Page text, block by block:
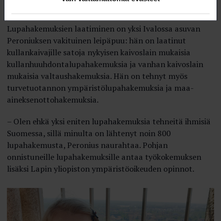
Lupahakemuksien laatiminen on yksi Ivalossa asuvan
Peroniuksen vakituinen leipäpuu: hän on laatinut
kullankaivajille satoja nykyisen kaivoslain mukaisia
kullanhuuhdontalupahakemuksia ja vanhan kaivoslain
mukaisia valtaushakemuksia. Hän on tehnyt myös
turvetuotannon ympäristölupahakemuksia ja maa-
aineksenottohakemuksia.
– Olen ehkä yksi eniten lupahakemuksia tehneitä ihmisiä
Suomessa, sillä minulta on lähtenyt noin 800
lupahakemusta, Peronius naurahtaa. Pohjan
onnistuneille lupahakemuksille antaa työkokemuksen
lisäksi Lapin yliopiston ympäristöoikeuden opinnot.